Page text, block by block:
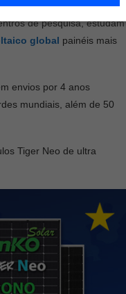
de pesquisa, estudam
global painéis mais
envios por 4 anos
mundiais, além de 50
Tiger Neo de ultra